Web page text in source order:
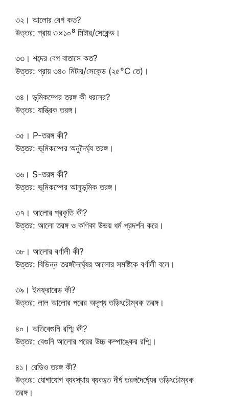
৩২। আলোর বেগ কত?
উত্তর: প্রায় ৩×১০⁸ মিটার/সেকেন্ড।
৩৩। শব্দের বেগ বাতাসে কত?
উত্তর: প্রায় ৩৪০ মিটার/সেকেন্ড (২৫°C তে)।
৩৪। ভূমিকম্পের তরঙ্গ কী ধরনের?
উত্তর: যান্ত্রিক তরঙ্গ।
৩৫। P-তরঙ্গ কী?
উত্তর: ভূমিকম্পের অনুদৈর্ঘ্য তরঙ্গ।
৩৬। S-তরঙ্গ কী?
উত্তর: ভূমিকম্পের আনুভূমিক তরঙ্গ।
৩৭। আলোর প্রকৃতি কী?
উত্তর: আলো তরঙ্গ ও কণিকা উভয় ধর্ম প্রদর্শন করে।
৩৮। আলোর বর্ণালী কী?
উত্তর: বিভিন্ন তরঙ্গদৈর্ঘ্যের আলোর সমষ্টিকে বর্ণালী বলে।
৩৯। ইনফ্রারেড কী?
উত্তর: লাল আলোর পরের অদৃশ্য তড়িৎচৌম্বক তরঙ্গ।
৪০। অতিবেগুনি রশ্মি কী?
উত্তর: বেগুনি আলোর পরের উচ্চ কম্পাঙ্কের রশ্মি।
৪১। রেডিও তরঙ্গ কী?
উত্তর: যোগাযোগ ব্যবস্থায় ব্যবহৃত দীর্ঘ তরঙ্গদৈর্ঘ্যের তড়িৎচৌম্বক
তরঙ্গ।